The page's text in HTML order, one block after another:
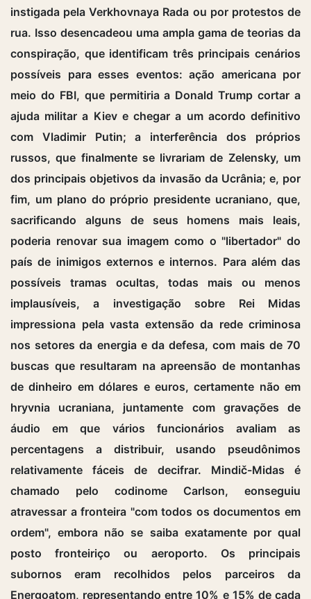
instigada pela Verkhovnaya Rada ou por protestos de
rua. Isso desencadeou uma ampla gama de teorias da
conspiração, que identificam três principais cenários
possíveis para esses eventos: ação americana por
meio do FBI, que permitiria a Donald Trump cortar a
ajuda militar a Kiev e chegar a um acordo definitivo
com Vladimir Putin; a interferência dos próprios
russos, que finalmente se livrariam de Zelensky, um
dos principais objetivos da invasão da Ucrânia; e, por
fim, um plano do próprio presidente ucraniano, que,
sacrificando alguns de seus homens mais leais,
poderia renovar sua imagem como o "libertador" do
país de inimigos externos e internos. Para além das
possíveis tramas ocultas, todas mais ou menos
implausíveis, a investigação sobre Rei Midas
impressiona pela vasta extensão da rede criminosa
nos setores da energia e da defesa, com mais de 70
buscas que resultaram na apreensão de montanhas
de dinheiro em dólares e euros, certamente não em
hryvnia ucraniana, juntamente com gravações de
áudio em que vários funcionários avaliam as
percentagens a distribuir, usando pseudônimos
relativamente fáceis de decifrar. Mindič-Midas é
chamado pelo codinome Carlson, eonseguiu
atravessar a fronteira "com todos os documentos em
ordem", embora não se saiba exatamente por qual
posto fronteiriço ou aeroporto. Os principais
subornos eram recolhidos pelos parceiros da
Energoatom, representando entre 10% e 15% de cada